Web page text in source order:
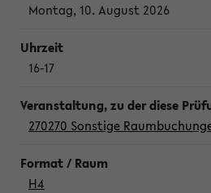
Montag, 10. August 2026
16-17
270270 Sonstige
H4